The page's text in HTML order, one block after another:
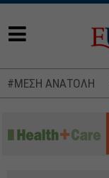
#ΜΕΣΗ ΑΝΑΤΟΛΗ